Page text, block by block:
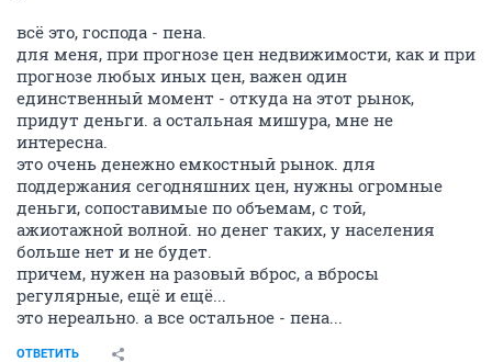
всё это, господа - пена.
для меня, при прогнозе цен недвижимости, как и при
прогнозе любых иных цен, важен один
единственный момент - откуда на этот рынок,
придут деньги. а остальная мишура, мне не
интересна.
это очень денежно емкостный рынок. для
поддержания сегодняшних цен, нужны огромные
деньги, сопоставимые по объемам, с той,
ажиотажной волной. но денег таких, у населения
больше нет и не будет.
причем, нужен на разовый вброс, а вбросы
регулярные, ещё и ещё...
это нереально. а все остальное - пена...
ОТВЕТИТЬ